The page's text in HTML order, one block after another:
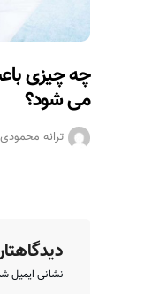
چه چیزی
می شود؟
ترانه محمودی
نشانی ایمیل